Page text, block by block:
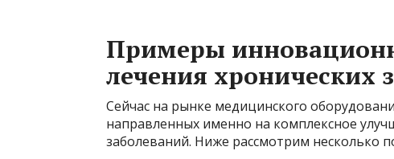
Примеры
лечения хронических
Сейчас на рынке медицинского
направленных именно на комплексное
заболеваний. Ниже рассмотрим несколько